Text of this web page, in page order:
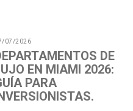
07/2026
DE
EN MIAMI 2026:
PARA